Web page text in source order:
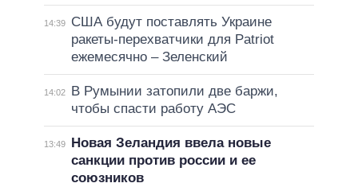
14:39
США будут поставлять Украине
ракеты-перехватчики для Patriot
ежемесячно – Зеленский
14:02
В Румынии затопили две баржи,
чтобы спасти работу АЭС
13:49
Новая Зеландия ввела новые
санкции против россии и ее
союзников